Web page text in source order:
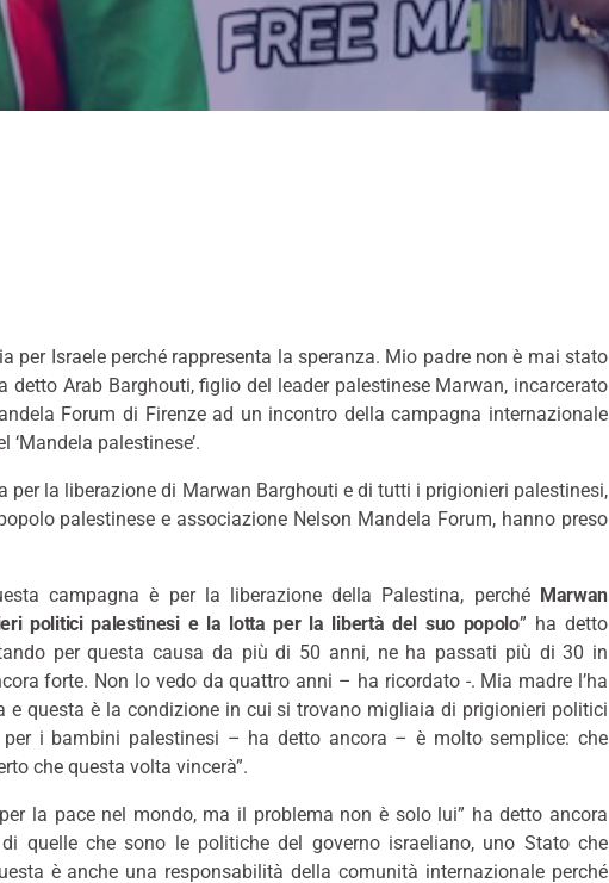
per Israele perché rappresenta la speranza. Mio padre non è mai stato
detto Arab Barghouti, figlio del leader palestinese Marwan, incarcerato
Forum di Firenze ad un incontro della campagna internazionale
‘Mandela palestinese’.
per la liberazione di Marwan Barghouti e di tutti i prigionieri palestinesi,
palestinese e associazione Nelson Mandela Forum, hanno preso
campagna è per la liberazione della Palestina, perché Marwan
politici palestinesi e la lotta per la libertà del suo popolo” ha detto
per questa causa da più di 50 anni, ne ha passati più di 30 in
forte. Non lo vedo da quattro anni – ha ricordato -. Mia madre l’ha
e questa è la condizione in cui si trovano migliaia di prigionieri politici
per i bambini palestinesi – ha detto ancora – è molto semplice: che
che questa volta vincerà”.
la pace nel mondo, ma il problema non è solo lui” ha detto ancora
quelle che sono le politiche del governo israeliano, uno Stato che
è anche una responsabilità della comunità internazionale perché